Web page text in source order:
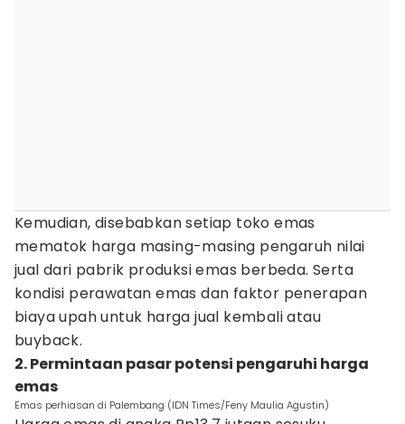
Kemudian, disebabkan setiap toko emas
mematok harga masing-masing pengaruh nilai
jual dari pabrik produksi emas berbeda. Serta
kondisi perawatan emas dan faktor penerapan
biaya upah untuk harga jual kembali atau
buyback.
2. Permintaan pasar potensi pengaruhi harga
emas
Emas perhiasan di Palembang (IDN Times/Feny Maulia Agustin)